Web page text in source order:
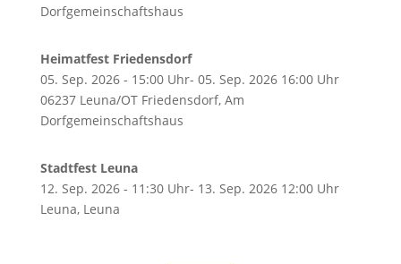
Dorfgemeinschaftshaus
Heimatfest Friedensdorf
05. Sep. 2026 - 15:00 Uhr- 05. Sep. 2026 16:00 Uhr
06237 Leuna/OT Friedensdorf, Am
Dorfgemeinschaftshaus
Stadtfest Leuna
12. Sep. 2026 - 11:30 Uhr- 13. Sep. 2026 12:00 Uhr
Leuna, Leuna